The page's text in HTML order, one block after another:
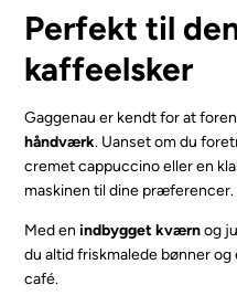
Perfekt til
kaffeelsker
Gaggenau er kendt for at
håndværk. Uanset om du
cremet cappuccino eller en
maskinen til dine præferencer.
Med enindbygget kværnog
du altid friskmalede bønner
café.